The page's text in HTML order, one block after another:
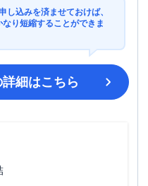
し込みを済ませておけば、
り短縮することができま
詳細はこちら